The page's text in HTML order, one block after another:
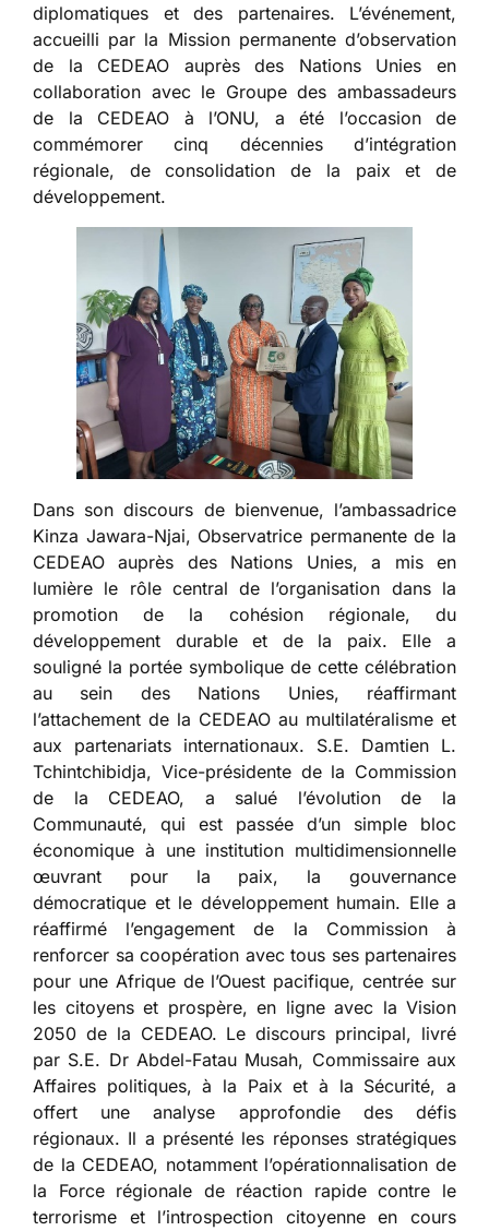
diplomatiques et des partenaires. L’événement,
accueilli par la Mission permanente d’observation
de la CEDEAO auprès des Nations Unies en
collaboration avec le Groupe des ambassadeurs
de la CEDEAO à l’ONU, a été l’occasion de
commémorer cinq décennies d’intégration
régionale, de consolidation de la paix et de
développement.
Dans son discours de bienvenue, l’ambassadrice
Kinza Jawara-Njai, Observatrice permanente de la
CEDEAO auprès des Nations Unies, a mis en
lumière le rôle central de l’organisation dans la
promotion de la cohésion régionale, du
développement durable et de la paix. Elle a
souligné la portée symbolique de cette célébration
au sein des Nations Unies, réaffirmant
l’attachement de la CEDEAO au multilatéralisme et
aux partenariats internationaux. S.E. Damtien L.
Tchintchibidja, Vice-présidente de la Commission
de la CEDEAO, a salué l’évolution de la
Communauté, qui est passée d’un simple bloc
économique à une institution multidimensionnelle
œuvrant pour la paix, la gouvernance
démocratique et le développement humain. Elle a
réaffirmé l’engagement de la Commission à
renforcer sa coopération avec tous ses partenaires
pour une Afrique de l’Ouest pacifique, centrée sur
les citoyens et prospère, en ligne avec la Vision
2050 de la CEDEAO. Le discours principal, livré
par S.E. Dr Abdel-Fatau Musah, Commissaire aux
Affaires politiques, à la Paix et à la Sécurité, a
offert une analyse approfondie des défis
régionaux. Il a présenté les réponses stratégiques
de la CEDEAO, notamment l’opérationnalisation de
la Force régionale de réaction rapide contre le
terrorisme et l’introspection citoyenne en cours